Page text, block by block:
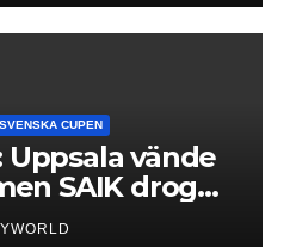
SVENSKA CUPEN
Uppsala vände
SAIK drog